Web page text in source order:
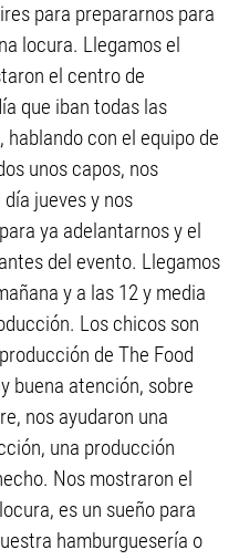
para prepararnos para
locura. Llegamos el
el centro de
que iban todas las
con el equipo de
unos capos, nos
jueves y nos
ya adelantarnos y el
del evento. Llegamos
y a las 12 y media
Los chicos son
de The Food
buena atención, sobre
nos ayudaron una
una producción
Nos mostraron el
es un sueño para
hamburguesería o